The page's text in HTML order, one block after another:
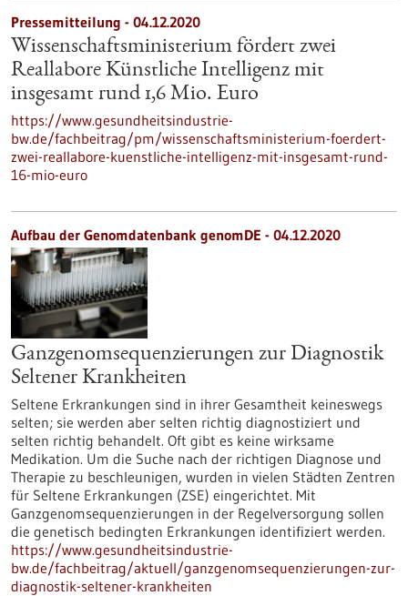
Pressemitteilung - 04.12.2020
Wissenschaftsministerium fördert zwei
Reallabore Künstliche Intelligenz mit
insgesamt rund 1,6 Mio. Euro
https://www.gesundheitsindustrie-
bw.de/fachbeitrag/pm/wissenschaftsministerium-foerdert-
zwei-reallabore-kuenstliche-intelligenz-mit-insgesamt-rund-
16-mio-euro
Aufbau der Genomdatenbank genomDE - 04.12.2020
Ganzgenomsequenzierungen zur Diagnostik
Seltener Krankheiten
Seltene Erkrankungen sind in ihrer Gesamtheit keineswegs
selten; sie werden aber selten richtig diagnostiziert und
selten richtig behandelt. Oft gibt es keine wirksame
Medikation. Um die Suche nach der richtigen Diagnose und
Therapie zu beschleunigen, wurden in vielen Städten Zentren
für Seltene Erkrankungen (ZSE) eingerichtet. Mit
Ganzgenomsequenzierungen in der Regelversorgung sollen
die genetisch bedingten Erkrankungen identifiziert werden.
https://www.gesundheitsindustrie-
bw.de/fachbeitrag/aktuell/ganzgenomsequenzierungen-zur-
diagnostik-seltener-krankheiten